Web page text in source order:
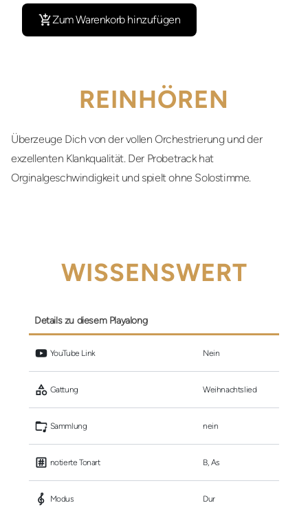
Zum Warenkorb hinzufügen
REINHÖREN
Überzeuge Dich von der vollen Orchestrierung und der
exzellenten Klankqualität. Der Probetrack hat
Orginalgeschwindigkeit und spielt ohne Solostimme.
WISSENSWERT
Details zu diesem Playalong
YouTube Link Nein
Gattung Weihnachtslied
Sammlung nein
notierte Tonart B, As
Modus Dur